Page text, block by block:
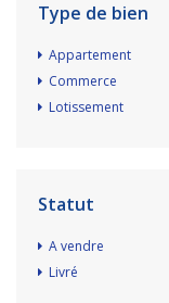
Type de bien
Appartement
Commerce
Lotissement
Statut
A vendre
Livré